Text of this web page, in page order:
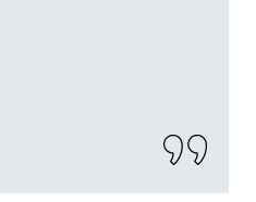
compter sur M.
a